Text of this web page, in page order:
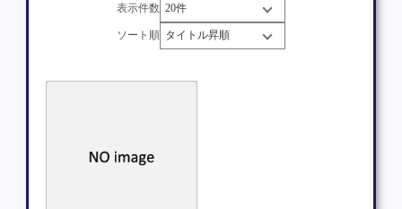
表示件数
ソート順